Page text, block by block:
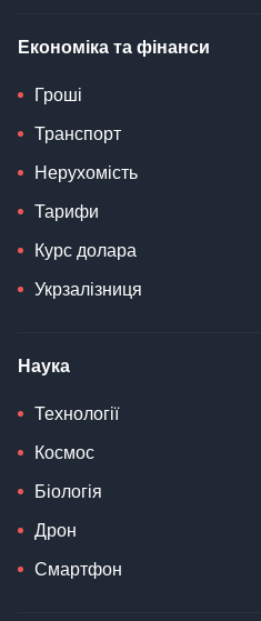
Економіка та фінанси
Гроші
Транспорт
Нерухомість
Тарифи
Курс долара
Укрзалізниця
Наука
Технології
Космос
Біологія
Дрон
Смартфон